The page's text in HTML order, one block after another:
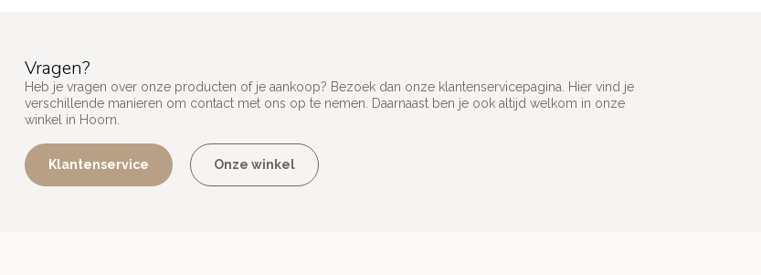
Vragen?
Heb je vragen over onze producten of je aankoop? Bezoek dan onze klantenservicepagina. Hier vind je
verschillende manieren om contact met ons op te nemen. Daarnaast ben je ook altijd welkom in onze
winkel in Hoorn.
Klantenservice Onze winkel